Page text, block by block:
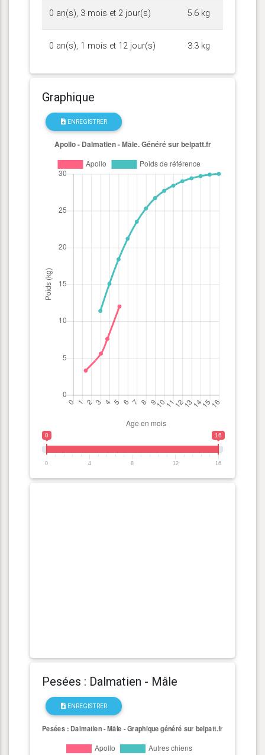
0 an(s), 3 mois et 2 jour(s) 5.6 kg
0 an(s), 1 mois et 12 jour(s) 3.3 kg
Graphique
ENREGISTRER
0 16
0 4 8 12 16
Pesées : Dalmatien - Mâle
ENREGISTRER